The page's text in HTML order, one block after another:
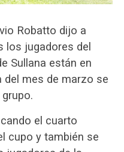
Robatto dijo a
los jugadores del
Sullana están en
del mes de marzo se
el cuarto
cupo y también se